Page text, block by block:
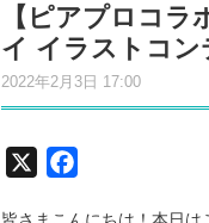
【ピアプロコ
イ イラストコン
2022年2月3日 17:00
皆さまこんにちは！本日は